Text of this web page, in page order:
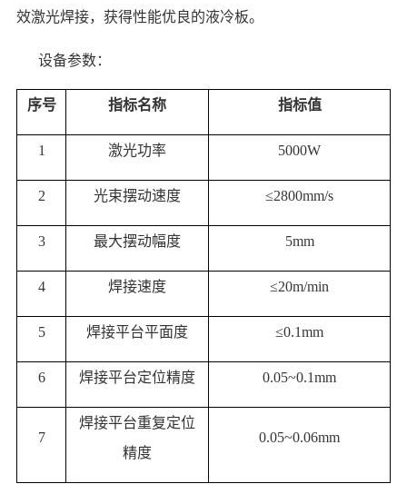
效激光焊接，获得性能优良的液冷板。
设备参数：
序号 指标名称 指标值
1 激光功率 5000W
2 光束摆动速度 ≤2800mm/s
3 最大摆动幅度 5mm
4 焊接速度 ≤20m/min
5 焊接平台平面度 ≤0.1mm
6 焊接平台定位精度 0.05~0.1mm
7
焊接平台重复定位
精度
0.05~0.06mm